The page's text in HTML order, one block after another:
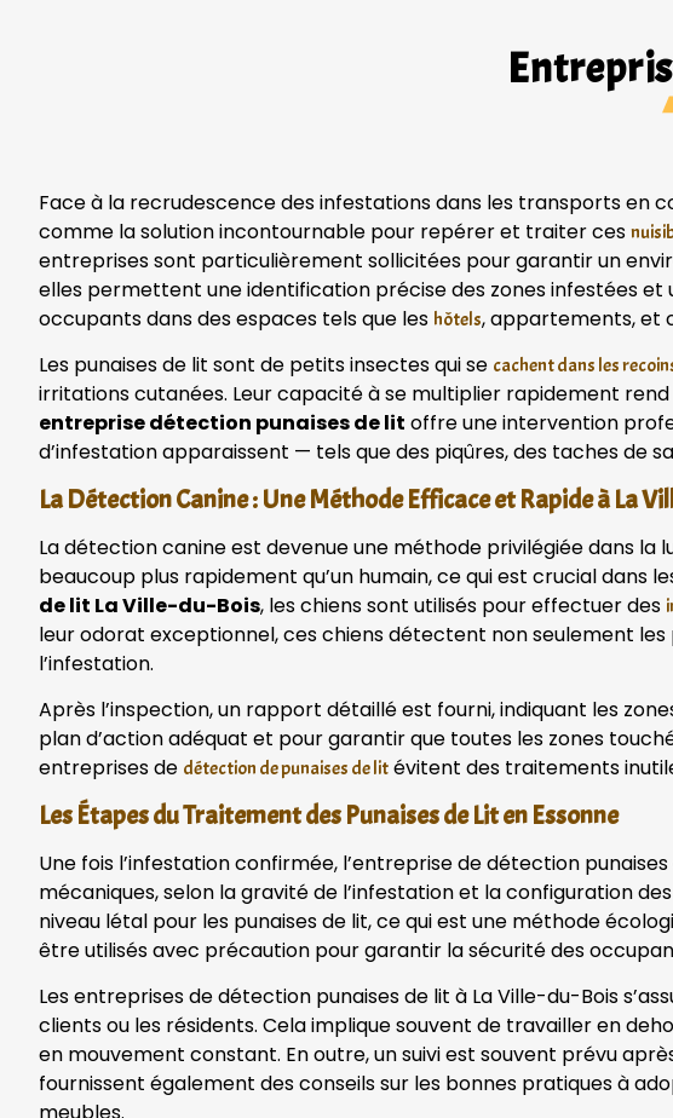
Face à la recrudescence des infestations dans les transports en
comme la solution incontournable pour repérer et traiter ces
entreprises sont particulièrement sollicitées pour garantir un
elles permettent une identification précise des zones infestées
occupants dans des espaces tels que les hôtels, appartements, et
Les punaises de lit sont de petits insectes qui se cachent dans les
irritations cutanées. Leur capacité à se multiplier rapidement
entreprise détection punaises de lit offre une intervention
d’infestation apparaissent — tels que des piqûres, des taches de
La Détection Canine : Une Méthode Efficace et Rapide à La
La détection canine est devenue une méthode privilégiée dans
beaucoup plus rapidement qu’un humain, ce qui est crucial dans
de lit La Ville-du-Bois, les chiens sont utilisés pour effectuer des
leur odorat exceptionnel, ces chiens détectent non seulement
l’infestation.
Après l’inspection, un rapport détaillé est fourni, indiquant les
plan d’action adéquat et pour garantir que toutes les zones
entreprises de détection de punaises de lit évitent des traitements
Les Étapes du Traitement des Punaises de Lit en Essonne
Une fois l’infestation confirmée, l’entreprise de détection
mécaniques, selon la gravité de l’infestation et la configuration
niveau létal pour les punaises de lit, ce qui est une méthode
être utilisés avec précaution pour garantir la sécurité des
Les entreprises de détection punaises de lit à La Ville-du-Bois
clients ou les résidents. Cela implique souvent de travailler en
en mouvement constant. En outre, un suivi est souvent prévu
fournissent également des conseils sur les bonnes pratiques à
meubles.